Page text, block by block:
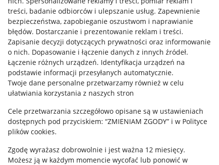
treści, badanie odbiorców i ulepszanie usług. Zapewnienie
bezpieczeństwa, zapobieganie oszustwom i naprawianie
błędów. Dostarczanie i prezentowanie reklam i treści.
Zapisanie decyzji dotyczących prywatności oraz informowanie
o nich. Dopasowanie i łączenie danych z innych źródeł.
Łączenie różnych urządzeń. Identyfikacja urządzeń na
podstawie informacji przesyłanych automatycznie.
Twoje dane personalne przetwarzamy również w celu
ułatwiania korzystania z naszych stron
Cele przetwarzania szczegółowo opisane są w ustawieniach
dostępnych pod przyciskiem: “ZMIENIAM ZGODY” i w Polityce
plików cookies.
Zgodę wyrażasz dobrowolnie i jest ważna 12 miesięcy.
Możesz ją w każdym momencie wycofać lub ponowić w
Mapa miejscowości
Informacje prawne
Regulamin
Polityka plików "cookies"
Ustawienia plików "cookies"
Udostępnianie lokalizacji
Informacje dla Aktu o Usługach Cyfrowych
Pobierz aplikację